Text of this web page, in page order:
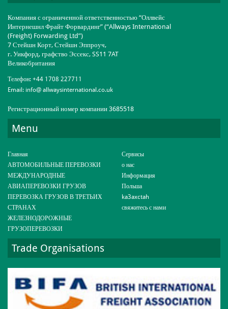
Компания с ограниченной ответственностью “Оллвейс
Интернешнл Фрайт Форвардинг” (“Allways International
(Freight) Forwarding Ltd”)
7 Стейшн Корт, Стейшн Эппроуч,
г. Уикфорд, графство Эссекс, SS11 7AT
Великобритания
Телефон: +44 1708 227711
Email: info@ allwaysinternational.co.uk
Регистрационный номер компании 3685518
Menu
Главная
АВТОМОБИЛЬНЫЕ ПЕРЕВОЗКИ
МЕЖДУНАРОДНЫЕ
АВИАПЕРЕВОЗКИ ГРУЗОВ
ПЕРЕВОЗКА ГРУЗОВ В ТРЕТЬИХ
СТРАНАХ
ЖЕЛЕЗНОДОРОЖНЫЕ
ГРУЗОПЕРЕВОЗКИ
Сервисы
о нас
Информация
Польша
ka3axctah
свяжитесь с нами
Trade Organisations